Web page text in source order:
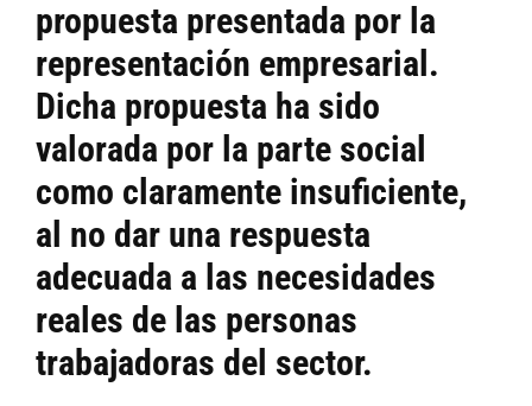
propuesta presentada por la
representación empresarial.
Dicha propuesta ha sido
valorada por la parte social
como claramente insuficiente,
al no dar una respuesta
adecuada a las necesidades
reales de las personas
trabajadoras del sector.